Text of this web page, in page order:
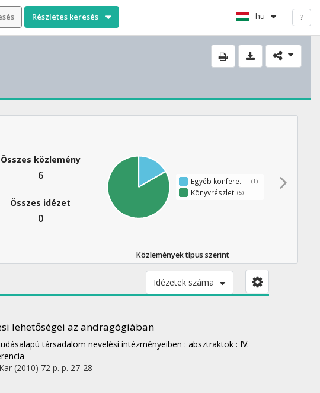
Részletes keresés hu ?
Összes közlemény
6
Összes idézet
0
Egyéb konferenciaközlemény (1)
Könyvrészlet (5)
Közlemények típus szerint
Idézetek száma
lehetőségei az andragógiában
társadalom nevelési intézményeiben : absztraktok : IV.
(2010) 72 p. p. 27-28